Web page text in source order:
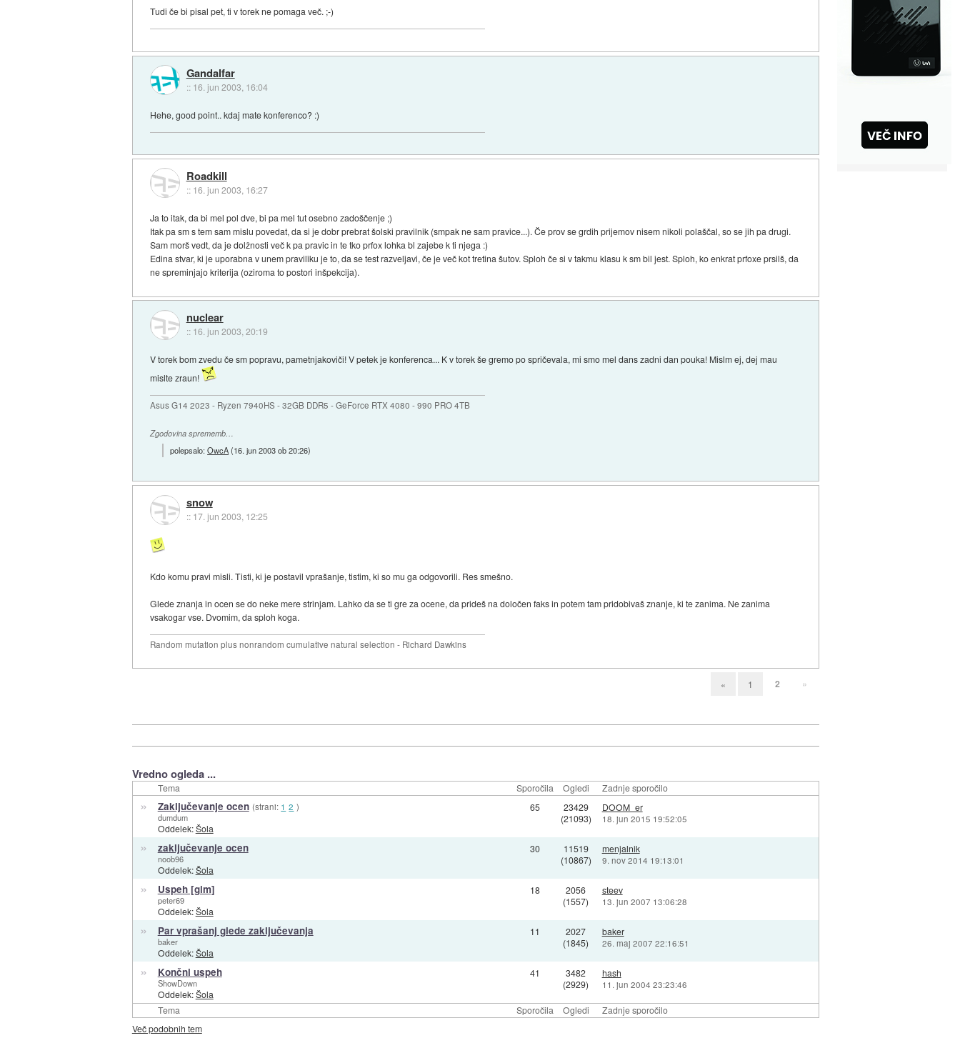
Tudi če bi pisal pet, ti v torek ne pomaga več. ;-)
Gandalfar
:: 16. jun 2003, 16:04
Hehe, good point.. kdaj mate konferenco? :)
Roadkill
:: 16. jun 2003, 16:27
Ja to itak, da bi mel pol dve, bi pa mel tut osebno zadoščenje ;)
Itak pa sm s tem sam mislu povedat, da si je dobr prebrat šolski pravilnik (smpak ne sam pravice...). Če prov se grdih prijemov nisem nikoli polaščal, so se jih pa drugi.
Sam morš vedt, da je dolžnosti več k pa pravic in te tko prfox lohka bl zajebe k ti njega :)
Edina stvar, ki je uporabna v unem praviliku je to, da se test razveljavi, če je več kot tretina šutov. Sploh če si v takmu klasu k sm bil jest. Sploh, ko enkrat prfoxe prsilš, da
ne spreminjajo kriterija (oziroma to postori inšpekcija).
nuclear
:: 16. jun 2003, 20:19
V torek bom zvedu če sm popravu, pametnjakoviči! V petek je konferenca... K v torek še gremo po spričevala, mi smo mel dans zadni dan pouka! Mislm ej, dej mau
mislte zraun!
Asus G14 2023 - Ryzen 7940HS - 32GB DDR5 - GeForce RTX 4080 - 990 PRO 4TB
Zgodovina sprememb…
polepsalo:OwcA(16. jun 2003 ob 20:26)
snow
:: 17. jun 2003, 12:25
Kdo komu pravi misli. Tisti, ki je postavil vprašanje, tistim, ki so mu ga odgovorili. Res smešno.
Glede znanja in ocen se do neke mere strinjam. Lahko da se ti gre za ocene, da prideš na določen faks in potem tam pridobivaš znanje, ki te zanima. Ne zanima
vsakogar vse. Dvomim, da sploh koga.
Random mutation plus nonrandom cumulative natural selection - Richard Dawkins
« 1 2 »
Vredno ogleda ...
Tema Sporočila Ogledi Zadnje sporočilo
Tema Sporočila Ogledi Zadnje sporočilo
» Zaključevanje ocen (strani: 1 2 )
dumdum
Oddelek:Šola
65
23429
(21093)
DOOM_er
18. jun 2015 19:52:05
» zaključevanje ocen
noob96
Oddelek:Šola
30
11519
(10867)
menjalnik
9. nov 2014 19:13:01
» Uspeh [gim]
peter69
Oddelek:Šola
18
2056
(1557)
steev
13. jun 2007 13:06:28
» Par vprašanj glede zaključevanja
baker
Oddelek:Šola
11
2027
(1845)
baker
26. maj 2007 22:16:51
» Končni uspeh
ShowDown
Oddelek:Šola
41
3482
(2929)
hash
11. jun 2004 23:23:46
Več podobnih tem